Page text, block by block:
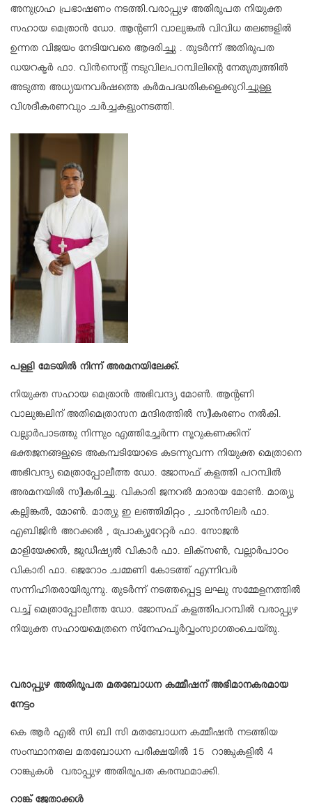
അനുഗ്രഹ പ്രഭാഷണം നടത്തി.വരാപ്പുഴ അതിരൂപത നിയുക്ത
സഹായ മെത്രാന്‍ ഡോ. ആന്റണി വാലുങ്കല്‍ വിവിധ തലങ്ങളില്‍
ഉന്നത വിജയം നേടിയവരെ ആദരിച്ചു . തുടര്‍ന്ന് അതിരൂപത
ഡയറക്ടര്‍ ഫാ. വിന്‍സെന്റ് നടുവിലപറമ്പിലിന്റെ നേതൃത്വത്തില്‍
അടുത്ത അധ്യയനവര്‍ഷത്തെ കര്‍മപദ്ധതികളെക്കുറിച്ചുള്ള
വിശദീകരണവും ചര്‍ച്ചകളുംനടത്തി.
പള്ളി മേടയില്‍ നിന്ന് അരമനയിലേക്ക്.
നിയുക്ത സഹായ മെത്രാന്‍ അഭിവന്ദ്യ മോണ്‍. ആന്റണി
വാലുങ്കലിന് അതിമെത്രാസന മന്ദിരത്തില്‍ സ്വീകരണം നല്‍കി.
വല്ലാര്‍പാടത്തു നിന്നും എത്തിച്ചേര്‍ന്ന നൂറുകണക്കിന്
ഭക്തജനങ്ങളുടെ അകമ്പടിയോടെ കടന്നുവന്ന നിയുക്ത മെത്രാനെ
അഭിവന്ദ്യ മെത്രാപ്പോലീത്ത ഡോ. ജോസഫ് കളത്തി പറമ്പില്‍
അരമനയില്‍ സ്വീകരിച്ചു. വികാരി ജനറല്‍ മാരായ മോണ്‍. മാത്യു
കല്ലിങ്കല്‍, മോണ്‍. മാത്യു ഇ ലഞ്ഞിമിറ്റം , ചാന്‍സിലര്‍ ഫാ.
എബിജിന്‍ അറക്കല്‍ , പ്രോക്യൂറേറ്റര്‍ ഫാ. സോജന്‍
മാളിയേക്കല്‍, ജുഡീഷ്യല്‍ വികാര്‍ ഫാ. ലിക്‌സണ്‍, വല്ലാര്‍പാഠം
വികാരി ഫാ. ജെറോം ചമ്മണി കോടത്ത് എന്നിവര്‍
സന്നിഹിതരായിരുന്നു. തുടര്‍ന്ന് നടത്തപ്പെട്ട ലഘു സമ്മേളനത്തില്‍
വച്ച് മെത്രാപ്പോലീത്ത ഡോ. ജോസഫ് കളത്തിപറമ്പില്‍ വരാപ്പുഴ
നിയുക്ത സഹായമെത്രനെ സ്‌നേഹപൂര്‍വ്വംസ്വാഗതംചെയ്തു.
വരാപ്പുഴ അതിരൂപത മതബോധന കമ്മീഷന് അഭിമാനകരമായ
നേട്ടം
കെ ആര്‍ എല്‍ സി ബി സി മതബോധന കമ്മീഷന്‍ നടത്തിയ
സംസ്ഥാനതല മതബോധന പരീക്ഷയില്‍ 15 റാങ്കുകളില്‍ 4
റാങ്കുകള്‍ വരാപ്പുഴ അതിരൂപത കരസ്ഥമാക്കി.
റാങ്ക് ജേതാക്കള്‍